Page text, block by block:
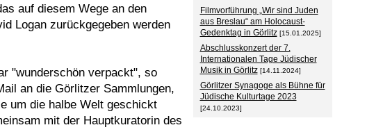
Filmvorführung „Wir sind Juden
aus Breslau“ am Holocaust-
Gedenktag in Görlitz [15.01.2025]
Abschlusskonzert der 7.
Internationalen Tage Jüdischer
Musik in Görlitz [14.11.2024]
Görlitzer Synagoge als Bühne für
Jüdische Kulturtage 2023
[24.10.2023]
auf diesem Wege an den
Logan zurückgegeben werden
"wunderschön verpackt", so
an die Görlitzer Sammlungen,
um die halbe Welt geschickt
mit der Hauptkuratorin des